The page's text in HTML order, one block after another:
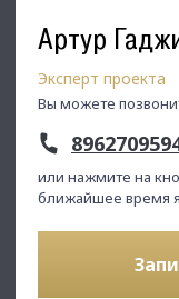
Артур
Эксперт проекта
Вы можете
или нажмите на
ближайшее время